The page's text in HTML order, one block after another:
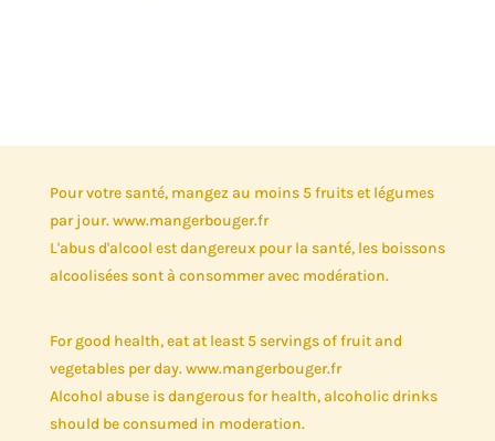
Pour votre santé, mangez au moins 5 fruits et légumes
par jour. www.mangerbouger.fr
L'abus d'alcool est dangereux pour la santé, les boissons
alcoolisées sont à consommer avec modération.
For good health, eat at least 5 servings of fruit and
vegetables per day. www.mangerbouger.fr
Alcohol abuse is dangerous for health, alcoholic drinks
should be consumed in moderation.